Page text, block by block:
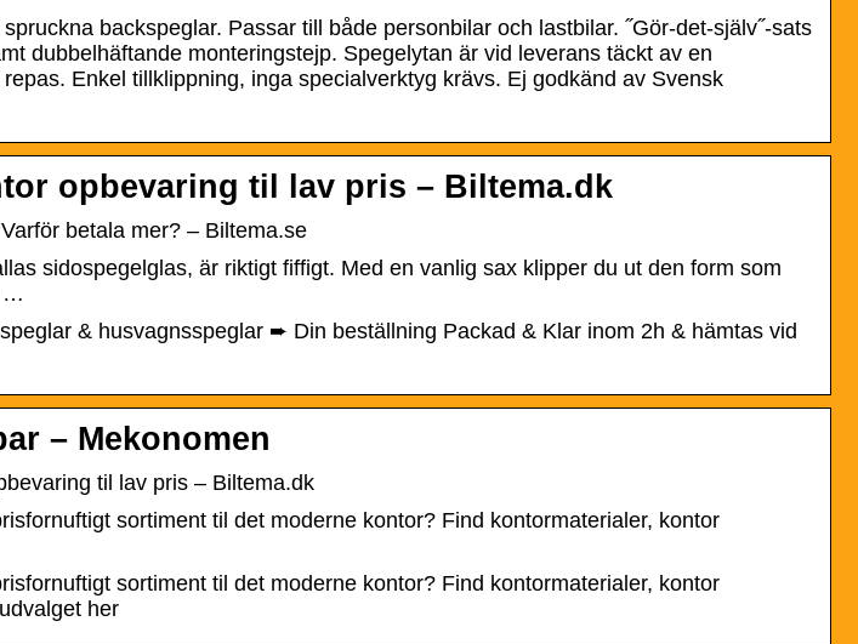
backspeglar. Passar till både personbilar och lastbilar. ˝Gör-det-själv˝-sats
dubbelhäftande monteringstejp. Spegelytan är vid leverans täckt av en
Enkel tillklippning, inga specialverktyg krävs. Ej godkänd av Svensk
opbevaring til lav pris – Biltema.dk
betala mer? – Biltema.se
sidospegelglas, är riktigt fiffigt. Med en vanlig sax klipper du ut den form som
…
& husvagnsspeglar ➨ Din beställning Packad & Klar inom 2h & hämtas vid
– Mekonomen
til lav pris – Biltema.dk
sortiment til det moderne kontor? Find kontormaterialer, kontor
sortiment til det moderne kontor? Find kontormaterialer, kontor
her